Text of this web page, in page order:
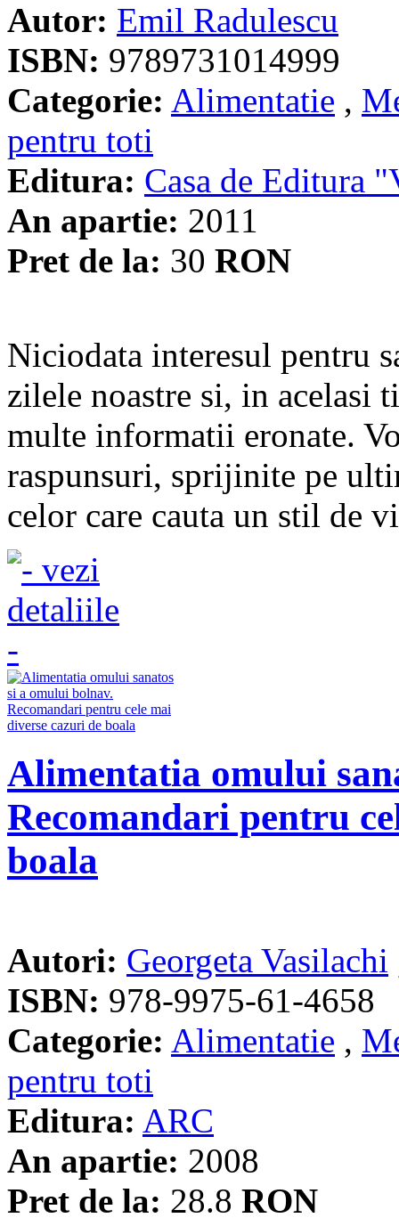
Autor: Emil Radulescu
ISBN: 9789731014999
Categorie: Alimentatie ,
pentru toti
Editura: Casa de Editura
An apartie: 2011
Pret de la: 30 RON
Niciodata interesul pentru
zilele noastre si, in acelasi
multe informatii eronate.
raspunsuri, sprijinite pe
celor care cauta un stil de
Alimentatia omului
Recomandari pentru
boala
Autori: Georgeta Vasilachi
ISBN: 978-9975-61-4658
Categorie: Alimentatie ,
pentru toti
Editura: ARC
An apartie: 2008
Pret de la: 28.8 RON